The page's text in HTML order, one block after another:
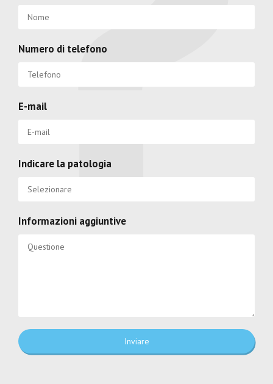
Numero di telefono
E-mail
Indicare la patologia
Informazioni aggiuntive
Inviare